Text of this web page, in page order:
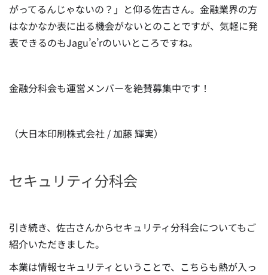
がってるんじゃないの？」と仰る佐古さん。金融業界の方
はなかなか表に出る機会がないとのことですが、気軽に発
表できるのもJagu’e’rのいいところですね。
金融分科会も運営メンバーを絶賛募集中です！
（大日本印刷株式会社 / 加藤 輝実）
セキュリティ分科会
引き続き、佐古さんからセキュリティ分科会についてもご
紹介いただきました。
本業は情報セキュリティということで、こちらも熱が入っ